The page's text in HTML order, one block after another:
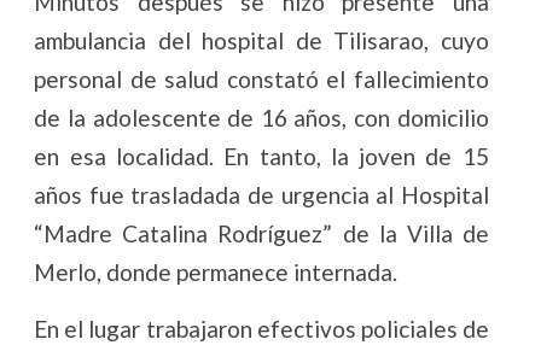
ambulancia del hospital de Tilisarao, cuyo
personal de salud constató el fallecimiento
de la adolescente de 16 años, con domicilio
en esa localidad. En tanto, la joven de 15
años fue trasladada de urgencia al Hospital
“Madre Catalina Rodríguez” de la Villa de
Merlo, donde permanece internada.
En el lugar trabajaron efectivos policiales de